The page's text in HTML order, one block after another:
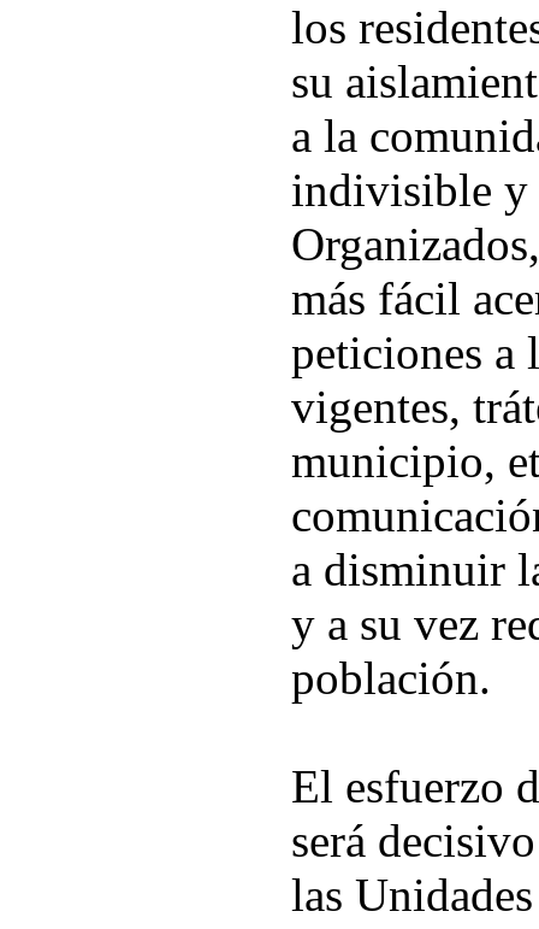
los
su
a la
indivisible y
más fácil
peticiones a
vigentes,
municipio,
a disminuir
y a su vez
población.
El esfuerzo
será
las